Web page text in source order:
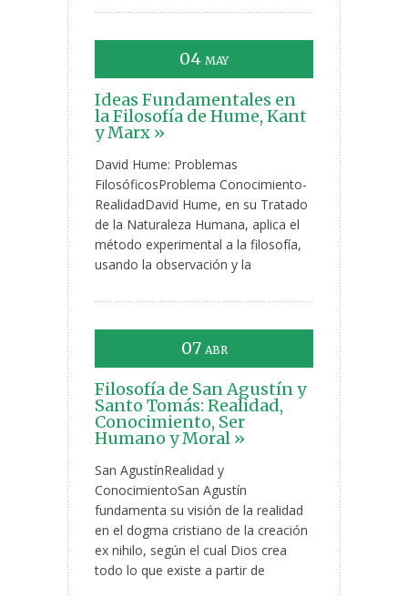
04 MAY
Ideas Fundamentales en
la Filosofía de Hume, Kant
y Marx »
David Hume: Problemas
FilosóficosProblema Conocimiento-
RealidadDavid Hume, en su Tratado
de la Naturaleza Humana, aplica el
método experimental a la filosofía,
usando la observación y la
07 ABR
Filosofía de San Agustín y
Santo Tomás: Realidad,
Conocimiento, Ser
Humano y Moral »
San AgustínRealidad y
ConocimientoSan Agustín
fundamenta su visión de la realidad
en el dogma cristiano de la creación
ex nihilo, según el cual Dios crea
todo lo que existe a partir de